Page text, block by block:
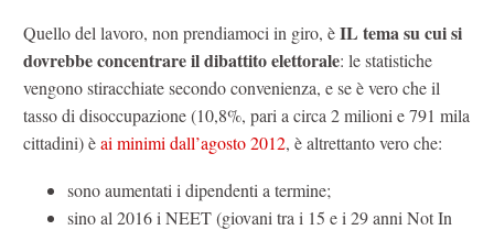
Quello del lavoro, non prendiamoci in giro, èIL tema su cui si
dovrebbe concentrare il dibattito elettorale: le statistiche
vengono stiracchiate secondo convenienza, e se è vero che il
tasso di disoccupazione (10,8%, pari a circa 2 milioni e 791 mila
cittadini) èai minimi dall’agosto 2012, è altrettanto vero che:
sono aumentati i dipendenti a termine;
sino al 2016 i NEET (giovani tra i 15 e i 29 anni Not In